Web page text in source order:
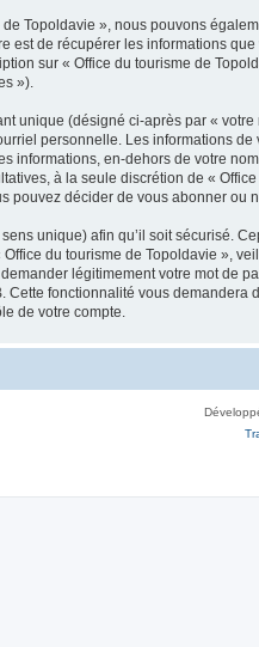
Topoldavie », nous pouvons
est de récupérer les informations
sur « Office du tourisme de
»).
unique (désigné ci-après par «
personnelle. Les informations
informations, en-dehors de votre
à la seule discrétion de «
pouvez décider de vous abonner
unique) afin qu’il soit sécurisé.
du tourisme de Topoldavie »,
légitimement votre mot de
fonctionnalité vous
de votre compte.